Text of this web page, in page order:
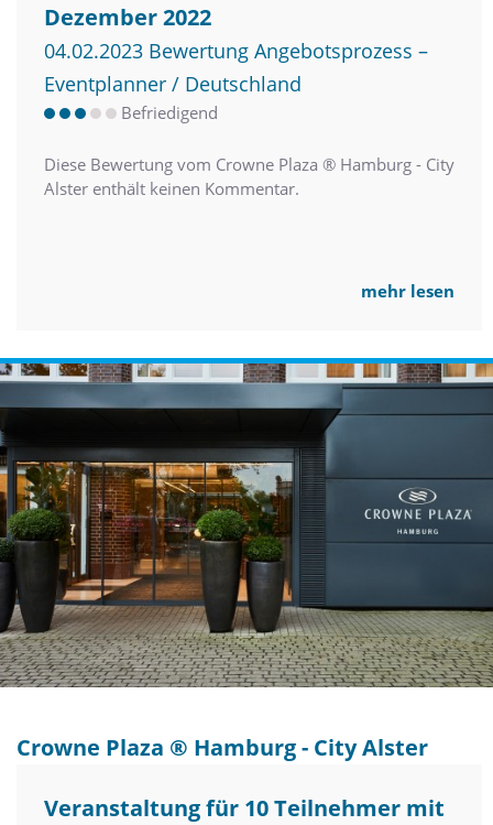
Dezember 2022
04.02.2023 Bewertung Angebotsprozess –
Eventplanner / Deutschland
Befriedigend
Diese Bewertung vom Crowne Plaza ® Hamburg - City
Alster enthält keinen Kommentar.
mehr lesen
Crowne Plaza ® Hamburg - City Alster
Veranstaltung für 10 Teilnehmer mit